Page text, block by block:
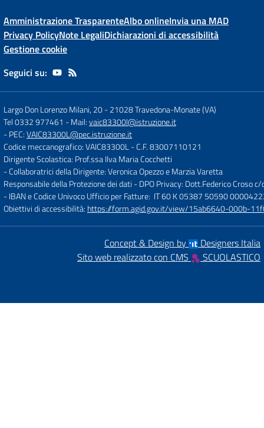
Amministrazione TrasparenteAlbo onlineInvia una MAD
Privacy PolicyNote LegaliDichiarazioni di accessibilità
Gestione cookie
Seguici su:
Largo Don Lorenzo Milani, 20-21028 Travedona-Monate (VA)
Tel 0332 977461 - Mail:vaic83300l@istruzione.it
- PEC:VAIC83300L@pec.istruzione.it
Codice meccanografico: VAIC83300L- C.F. 83007110121
Dirigente Scolastica: Prof.ssa Ilva Maria Cocchetti
- Collaboratrici della Dirigente: Veronica Opezzo e Marzia Varetta
Responsabile della Protezione dei dati - DPO Privacy: Dott.Federico Croso
- IBAN e Codice Univoco Ufficio per Fatture: IT 60 K 05387 50590
Obiettivi di accessibilità: https://form.agid.gov.it/view/15ab6640-000b-
Concept & Design by
Designers Italia
Sito web realizzato con CMS
SCUOLASTICO